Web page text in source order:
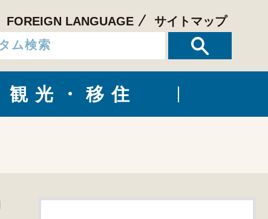
FOREIGN LANGUAGE サイトマップ
観光・移住